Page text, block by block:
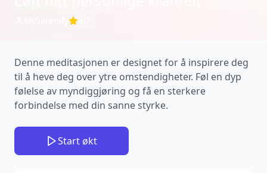
Denne meditasjonen er designet for å inspirere deg
til å heve deg over ytre omstendigheter. Føl en dyp
følelse av myndiggjøring og få en sterkere
forbindelse med din sanne styrke.
Start økt